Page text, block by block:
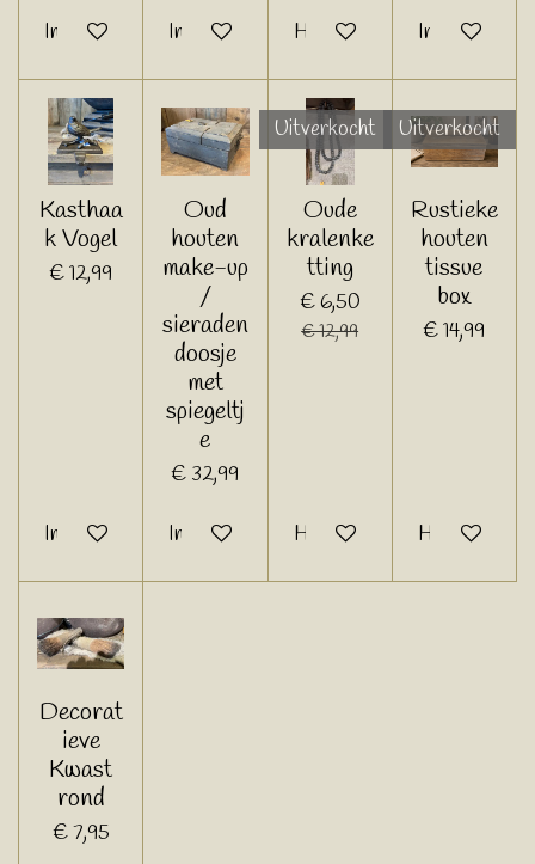
In winkelwagen In winkelwagen Houd mij op de hoogte
In
Kasthaa
k Vogel
€ 12,99
In winkelwagen
Oud
houten
make-up
/
sieraden
doosje
met
spiegeltj
e
€ 32,99
In winkelwagen
Uitverkocht
Oude
kralenke
tting
€ 6,50
€ 12,99
Houd mij op de hoogte
Uitverkocht
Rustieke
houten
tissue
box
€ 14,99
Houd mij op
Decorat
ieve
Kwast
rond
€ 7,95